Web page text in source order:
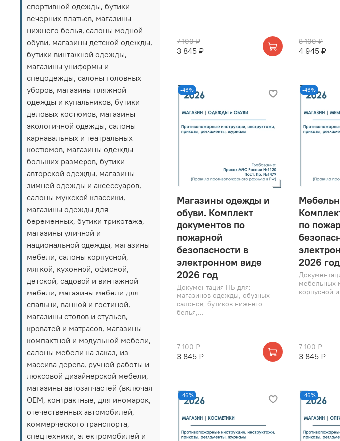
7 100 ₽
3 845 ₽
8 100 ₽
4 945 ₽
-46%
Магазины одежды и
обуви. Комплект
документов по
пожарной
безопасности в
электронном виде
2026 год
Документация ПБ для:
магазинов одежды, обувных
салонов, бутиков нижнего
белья,...
7 100 ₽
3 845 ₽
-46%
по
2026 год
мебельных
корпусной
7 100 ₽
3 845 ₽
-46% -46%
спортивной одежды, бутики
вечерних платьев, магазины
нижнего белья, салоны модной
обуви, магазины детской одежды,
бутики винтажной одежды,
магазины униформы и
спецодежды, салоны головных
уборов, магазины пляжной
одежды и купальников, бутики
деловых костюмов, магазины
экологичной одежды, салоны
карнавальных и театральных
костюмов, магазины одежды
больших размеров, бутики
авторской одежды, магазины
зимней одежды и аксессуаров,
салоны мужской классики,
магазины одежды для
беременных, бутики трикотажа,
магазины уличной и
национальной одежды, магазины
мебели, салоны корпусной,
мягкой, кухонной, офисной,
детской, садовой и винтажной
мебели, магазины мебели для
спальни, ванной и гостиной,
магазины столов и стульев,
кроватей и матрасов, магазины
компактной и модульной мебели,
салоны мебели на заказ, из
массива дерева, ручной работы и
люксовой дизайнерской мебели,
магазины автозапчастей (включая
OEM, контрактные, для иномарок,
отечественных автомобилей,
коммерческого транспорта,
спецтехники, электромобилей и